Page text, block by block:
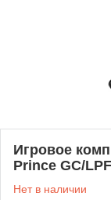
Игровое
Prince GC/
Нет в наличии